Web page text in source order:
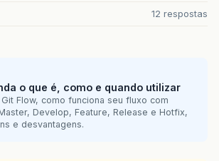
12 respostas
o que é, como e quando utilizar
Flow, como funciona seu fluxo com
Develop, Feature, Release e Hotfix,
e desvantagens.